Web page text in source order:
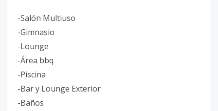
-Salón Multiuso
-Gimnasio
-Lounge
-Área bbq
-Piscina
-Bar y Lounge Exterior
-Baños